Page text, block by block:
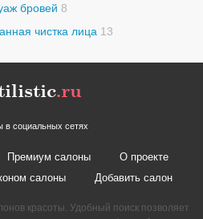
бровей 8
чистка лица 13
.ru
в социальных сетях
Премиум салоны
О проекте
салоны Добавить салон
красоты. Удобный поиск позволяет